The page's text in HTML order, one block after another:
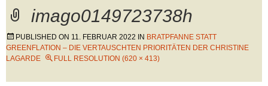
imago0149723738h
PUBLISHED ON 11. FEBRUAR 2022 IN BRATPFANNE STATT
GREENFLATION – DIE VERTAUSCHTEN PRIORITÄTEN DER CHRISTINE
LAGARDE
FULL RESOLUTION (620 × 413)